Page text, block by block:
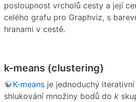
posloupnost vrcholů cesty a její
celého grafu pro Graphviz, s
hranami v cestě.
k-means (clustering)
K-means je jednoduchý
shlukování množiny bodů do k